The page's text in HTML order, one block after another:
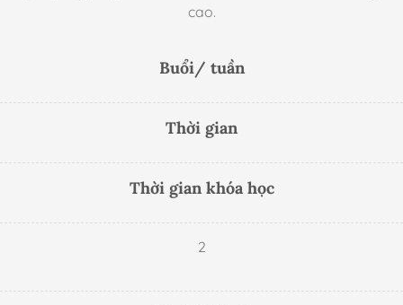
cao.
Buổi/ tuần
Thời gian
Thời gian khóa học
2